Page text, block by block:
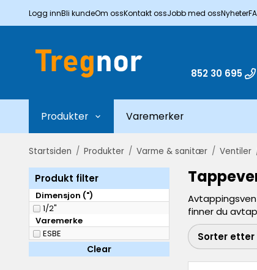
Logg innBli kundeOm ossKontakt ossJobb med ossNyheter
852 30 695
Produkter Varemerker
Startsiden / Produkter / Varme & sanitær / Ventiler
Produkt filter
Dimensjon (")
1/2"
Varemerke
ESBE
Clear
finner du
Sorter etter